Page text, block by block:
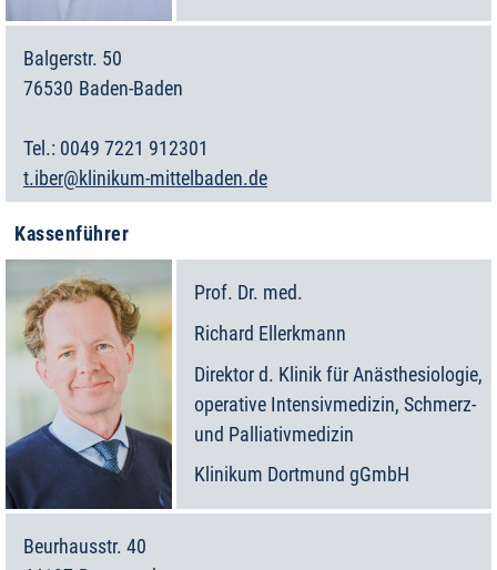
Balgerstr. 50
76530 Baden-Baden
0049 7221 912301
t.iber@klinikum-mittelbaden.de
Kassenführer
Prof. Dr. med.
Richard Ellerkmann
Direktor d. Klinik für Anästhesiologie,
operative Intensivmedizin, Schmerz-
und Palliativmedizin
Klinikum Dortmund gGmbH
Beurhausstr. 40